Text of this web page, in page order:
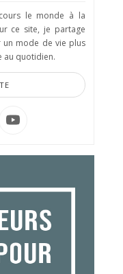
le monde à la
ce site, je partage
mode de vie plus
au quotidien.